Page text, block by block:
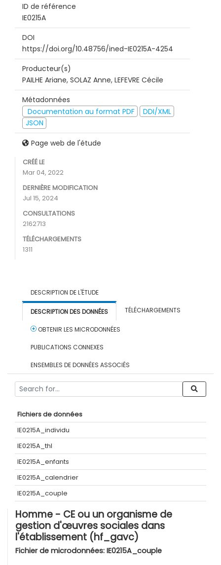
ID de référence
IE0215A
DOI
https://doi.org/10.48756/ined-IE0215A-4254
Producteur(s)
PAILHE Ariane, SOLAZ Anne, LEFEVRE Cécile
Métadonnées
Documentation au format PDF
DDI/XML
JSON
Page web de l'étude
CRÉÉ LE
Mar 04, 2022
DERNIÈRE MODIFICATION
Jul 15, 2024
CONSULTATIONS
2162713
TÉLÉCHARGEMENTS
1311
DESCRIPTION DE L'ÉTUDE
DESCRIPTION DES DONNÉES TÉLÉCHARGEMENTS
OBTENIR LES MICRODONNÉES
PUBLICATIONS CONNEXES
ENSEMBLES DE DONNÉES ASSOCIÉS
Fichiers de données
IE0215A_individu
IE0215A_thl
IE0215A_enfants
IE0215A_calendrier
IE0215A_couple
Homme - CE ou un organisme de
gestion d'œuvres sociales dans
l'établissement (hf_gavc)
Fichier de microdonnées: IE0215A_couple